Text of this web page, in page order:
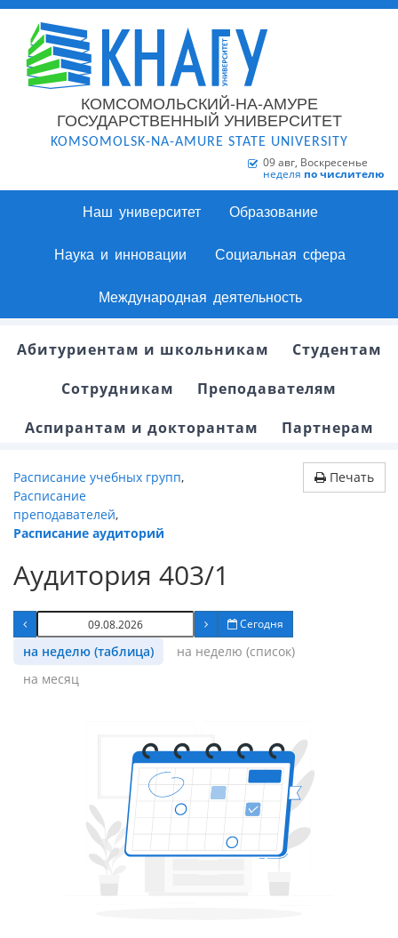
КОМСОМОЛЬСКИЙ-НА-АМУРЕ
ГОСУДАРСТВЕННЫЙ УНИВЕРСИТЕТ
KOMSOMOLSK-NA-AMURE STATE UNIVERSITY
09 авг, Воскресенье
неделя по числителю
Наш университет Образование
Наука и инновации Социальная сфера
Международная деятельность
Абитуриентам и школьникам
Студентам
Сотрудникам
Преподавателям
Аспирантам и докторантам
Партнерам
Расписание учебных групп,
Расписание
преподавателей,
Расписание аудиторий
Печать
Аудитория 403/1
Сегодня
на неделю (таблица)
на неделю (список)
на месяц